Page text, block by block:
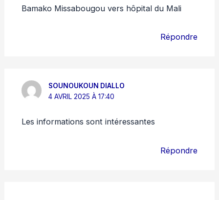
Bamako Missabougou vers hôpital du Mali
Répondre
SOUNOUKOUN DIALLO
4 AVRIL 2025 À 17:40
Les informations sont intéressantes
Répondre